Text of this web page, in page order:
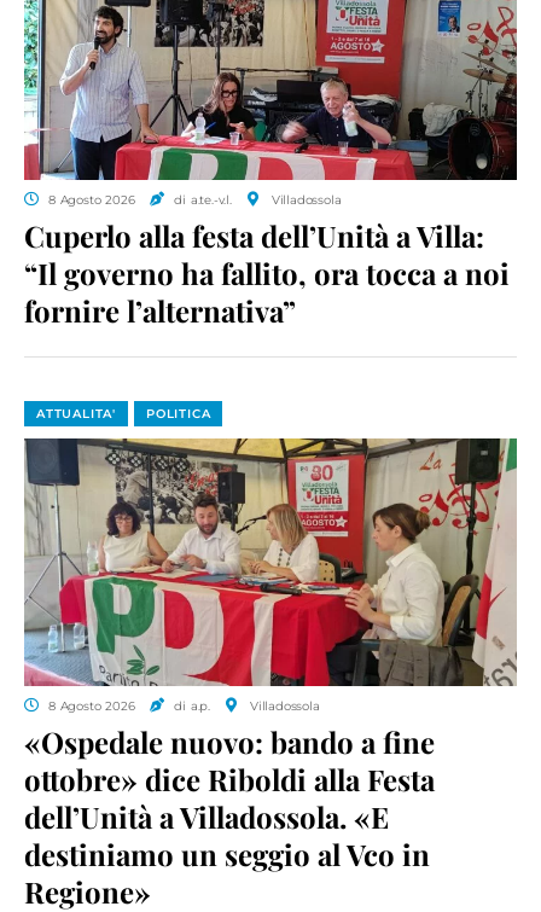
8 Agosto 2026 di a.te.-v.l. Villadossola
Cuperlo alla festa dell’Unità a Villa:
“Il governo ha fallito, ora tocca a noi
fornire l’alternativa”
ATTUALITA' POLITICA
8 Agosto 2026 di a.p. Villadossola
«Ospedale nuovo: bando a fine
ottobre» dice Riboldi alla Festa
dell’Unità a Villadossola. «E
destiniamo un seggio al Vco in
Regione»